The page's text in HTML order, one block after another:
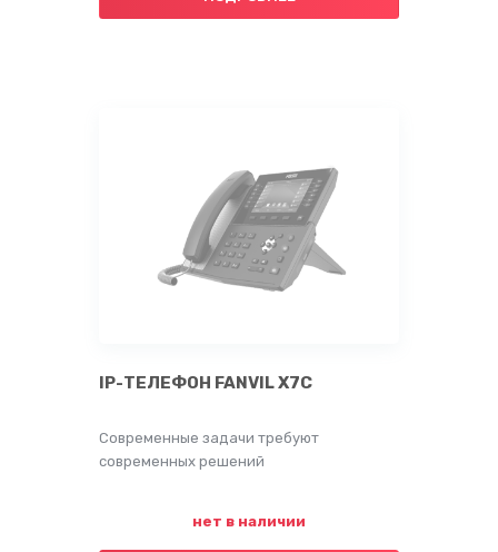
IP-ТЕЛЕФОН FANVIL X7C
нет в наличии
Современные задачи требуют
современных решений